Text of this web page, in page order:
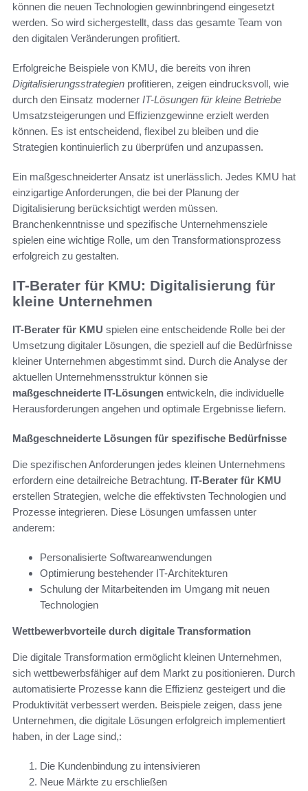
können die neuen Technologien gewinnbringend eingesetzt
werden. So wird sichergestellt, dass das gesamte Team von
den digitalen Veränderungen profitiert.
Erfolgreiche Beispiele von KMU, die bereits von ihren
Digitalisierungsstrategien profitieren, zeigen eindrucksvoll, wie
durch den Einsatz moderner IT-Lösungen für kleine Betriebe
Umsatzsteigerungen und Effizienzgewinne erzielt werden
können. Es ist entscheidend, flexibel zu bleiben und die
Strategien kontinuierlich zu überprüfen und anzupassen.
Ein maßgeschneiderter Ansatz ist unerlässlich. Jedes KMU hat
einzigartige Anforderungen, die bei der Planung der
Digitalisierung berücksichtigt werden müssen.
Branchenkenntnisse und spezifische Unternehmensziele
spielen eine wichtige Rolle, um den Transformationsprozess
erfolgreich zu gestalten.
IT-Berater für KMU: Digitalisierung für
kleine Unternehmen
IT-Berater für KMU spielen eine entscheidende Rolle bei der
Umsetzung digitaler Lösungen, die speziell auf die Bedürfnisse
kleiner Unternehmen abgestimmt sind. Durch die Analyse der
aktuellen Unternehmensstruktur können sie
maßgeschneiderte IT-Lösungen entwickeln, die individuelle
Herausforderungen angehen und optimale Ergebnisse liefern.
Maßgeschneiderte Lösungen für spezifische Bedürfnisse
Die spezifischen Anforderungen jedes kleinen Unternehmens
erfordern eine detailreiche Betrachtung. IT-Berater für KMU
erstellen Strategien, welche die effektivsten Technologien und
Prozesse integrieren. Diese Lösungen umfassen unter
anderem:
Personalisierte Softwareanwendungen
Optimierung bestehender IT-Architekturen
Schulung der Mitarbeitenden im Umgang mit neuen
Technologien
Wettbewerbvorteile durch digitale Transformation
Die digitale Transformation ermöglicht kleinen Unternehmen,
sich wettbewerbsfähiger auf dem Markt zu positionieren. Durch
automatisierte Prozesse kann die Effizienz gesteigert und die
Produktivität verbessert werden. Beispiele zeigen, dass jene
Unternehmen, die digitale Lösungen erfolgreich implementiert
haben, in der Lage sind,:
Die Kundenbindung zu intensivieren
Neue Märkte zu erschließen